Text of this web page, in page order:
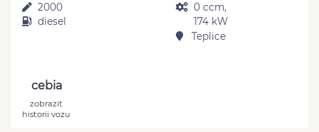
2000
diesel
0 ccm,
174 kW
Teplice
cebia
zobrazit
historii vozu